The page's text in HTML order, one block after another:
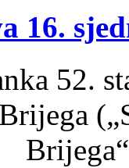
16.
52.